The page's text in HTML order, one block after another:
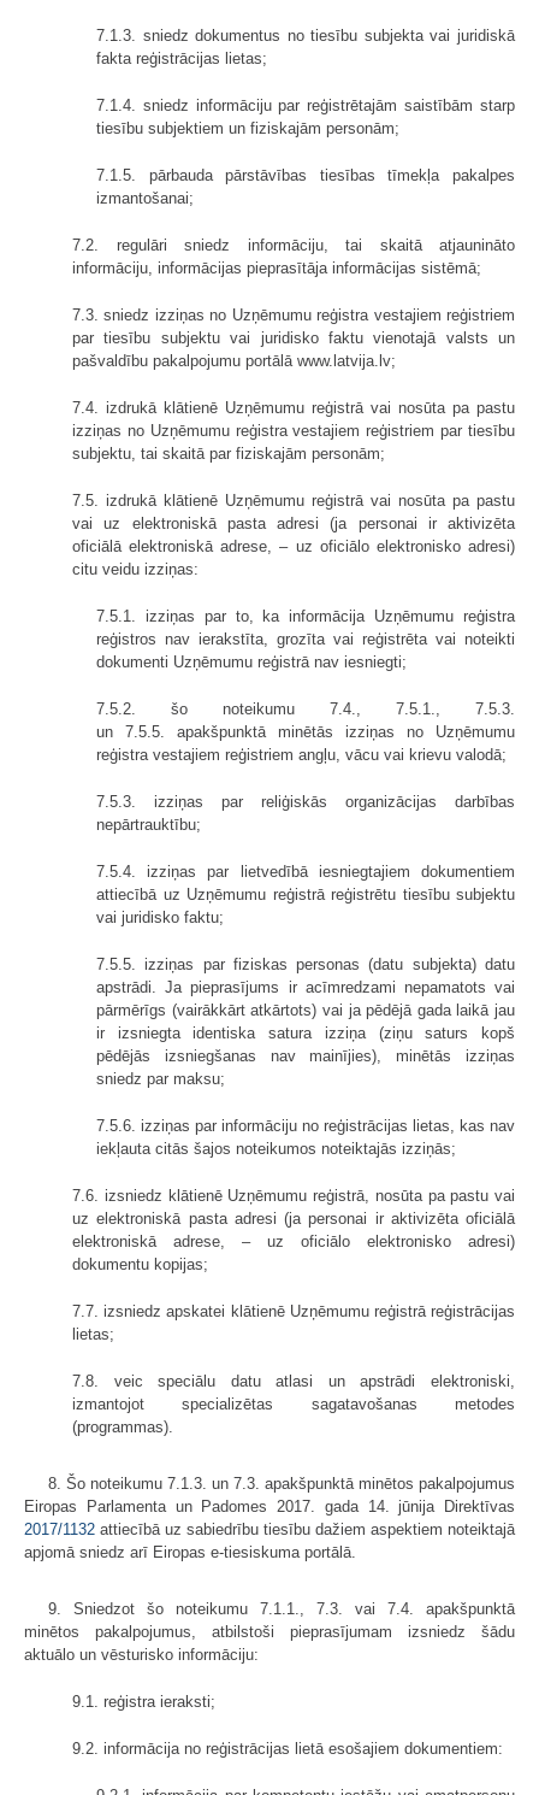
7.1.3. sniedz dokumentus no tiesību subjekta vai juridiskā
fakta reģistrācijas lietas;
7.1.4. sniedz informāciju par reģistrētajām saistībām starp
tiesību subjektiem un fiziskajām personām;
7.1.5. pārbauda pārstāvības tiesības tīmekļa pakalpes
izmantošanai;
7.2. regulāri sniedz informāciju, tai skaitā atjaunināto
informāciju, informācijas pieprasītāja informācijas sistēmā;
7.3. sniedz izziņas no Uzņēmumu reģistra vestajiem reģistriem
par tiesību subjektu vai juridisko faktu vienotajā valsts un
pašvaldību pakalpojumu portālā www.latvija.lv;
7.4. izdrukā klātienē Uzņēmumu reģistrā vai nosūta pa pastu
izziņas no Uzņēmumu reģistra vestajiem reģistriem par tiesību
subjektu, tai skaitā par fiziskajām personām;
7.5. izdrukā klātienē Uzņēmumu reģistrā vai nosūta pa pastu
vai uz elektroniskā pasta adresi (ja personai ir aktivizēta
oficiālā elektroniskā adrese, – uz oficiālo elektronisko adresi)
citu veidu izziņas:
7.5.1. izziņas par to, ka informācija Uzņēmumu reģistra
reģistros nav ierakstīta, grozīta vai reģistrēta vai noteikti
dokumenti Uzņēmumu reģistrā nav iesniegti;
7.5.2. šo noteikumu 7.4., 7.5.1., 7.5.3.
un 7.5.5. apakšpunktā minētās izziņas no Uzņēmumu
reģistra vestajiem reģistriem angļu, vācu vai krievu valodā;
7.5.3. izziņas par reliģiskās organizācijas darbības
nepārtrauktību;
7.5.4. izziņas par lietvedībā iesniegtajiem dokumentiem
attiecībā uz Uzņēmumu reģistrā reģistrētu tiesību subjektu
vai juridisko faktu;
7.5.5. izziņas par fiziskas personas (datu subjekta) datu
apstrādi. Ja pieprasījums ir acīmredzami nepamatots vai
pārmērīgs (vairākkārt atkārtots) vai ja pēdējā gada laikā jau
ir izsniegta identiska satura izziņa (ziņu saturs kopš
pēdējās izsniegšanas nav mainījies), minētās izziņas
sniedz par maksu;
7.5.6. izziņas par informāciju no reģistrācijas lietas, kas nav
iekļauta citās šajos noteikumos noteiktajās izziņās;
7.6. izsniedz klātienē Uzņēmumu reģistrā, nosūta pa pastu vai
uz elektroniskā pasta adresi (ja personai ir aktivizēta oficiālā
elektroniskā adrese, – uz oficiālo elektronisko adresi)
dokumentu kopijas;
7.7. izsniedz apskatei klātienē Uzņēmumu reģistrā reģistrācijas
lietas;
7.8. veic speciālu datu atlasi un apstrādi elektroniski,
izmantojot specializētas sagatavošanas metodes
(programmas).
8. Šo noteikumu 7.1.3. un 7.3. apakšpunktā minētos pakalpojumus
Eiropas Parlamenta un Padomes 2017. gada 14. jūnija Direktīvas
2017/1132 attiecībā uz sabiedrību tiesību dažiem aspektiem noteiktajā
apjomā sniedz arī Eiropas e-tiesiskuma portālā.
9. Sniedzot šo noteikumu 7.1.1., 7.3. vai 7.4. apakšpunktā
minētos pakalpojumus, atbilstoši pieprasījumam izsniedz šādu
aktuālo un vēsturisko informāciju:
9.1. reģistra ieraksti;
9.2. informācija no reģistrācijas lietā esošajiem dokumentiem: